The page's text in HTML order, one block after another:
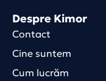
Despre Kimor
Contact
Cine suntem
Cum lucrăm